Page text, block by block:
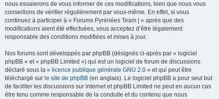
nous essaierons de vous informer de ces modifications, bien que nous vous
conseillons de vérifier régulièrement par vous-même. En effet, si vous
continuez à participer à « Forums Pyrénées Team | » après que des
modifications aient été effectuées, vous acceptez d’être légalement
responsable des conditions modifiées et mises à jour.
Nos forums sont développés par phpBB (désignés ci-après par « logiciel
phpBB » et « phpBB Limited ») qui est un logiciel de forum de discussions
déclaré sous la « licence publique générale GNU 2.0 » et qui peut être
téléchargé sur le site de phpBB (en anglais). Le logiciel phpBB a pour seul but
de faciliter les discussions sur internet et phpBB Limited ne peut en aucun cas
être tenu comme responsable de la conduite et du contenu que nous